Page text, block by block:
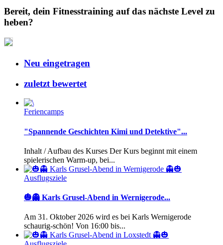
Bereit, dein Fitnesstraining auf das nächste Level zu
heben?
Neu eingetragen
zuletzt bewertet
Feriencamps
"Spannende Geschichten Kimi und Detektive"...
Inhalt / Aufbau des Kurses Der Kurs beginnt mit einem
spielerischen Warm-up, bei...
Ausflugsziele
🎃👻 Karls Grusel-Abend in Wernigerode...
Am 31. Oktober 2026 wird es bei Karls Wernigerode
schaurig-schön! Von 16:00 bis...